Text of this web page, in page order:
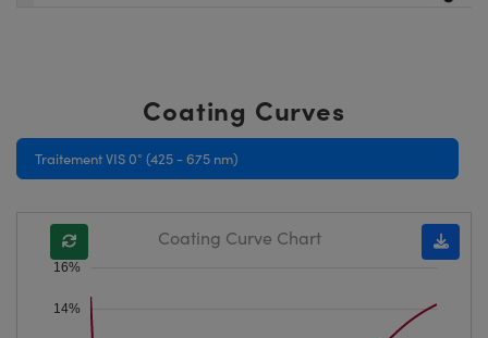
Coating Curves
Traitement VIS 0° (425 - 675 nm)
14%
16%
Coating Curve Chart